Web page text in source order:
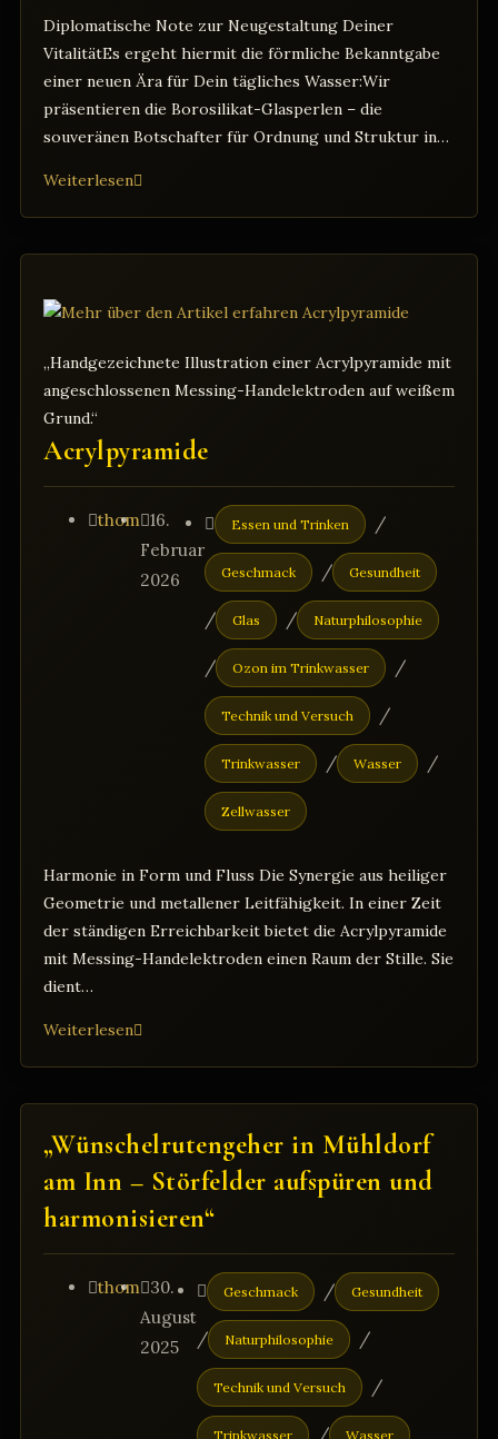
Diplomatische Note zur Neugestaltung Deiner
VitalitätEs ergeht hiermit die förmliche Bekanntgabe
einer neuen Ära für Dein tägliches Wasser:Wir
präsentieren die Borosilikat-Glasperlen – die
souveränen Botschafter für Ordnung und Struktur in…
WeiterlesenBorosilikat-
für
Wasser
„Handgezeichnete Illustration einer Acrylpyramide mit
angeschlossenen Messing-Handelektroden auf weißem
Grund.“
Acrylpyramide
Beitrags-
thomBeitrag
veröffentlicht:
16.
Februar
2026
Beitrags-
Kategorie:
Essen und Trinken /
Geschmack / Gesundheit
/ Glas / Naturphilosophie
/ Ozon im Trinkwasser /
Technik und Versuch /
Trinkwasser / Wasser /
Zellwasser
Harmonie in Form und Fluss Die Synergie aus heiliger
Geometrie und metallener Leitfähigkeit. In einer Zeit
der ständigen Erreichbarkeit bietet die Acrylpyramide
mit Messing-Handelektroden einen Raum der Stille. Sie
dient…
WeiterlesenAcrylpyramide
„Wünschelrutengeher in Mühldorf
am Inn – Störfelder aufspüren und
harmonisieren“
Beitrags-
thomBeitrag
veröffentlicht:
30.
August
2025
Beitrags-
Kategorie:
Geschmack / Gesundheit
/ Naturphilosophie /
Technik und Versuch /
Trinkwasser / Wasser